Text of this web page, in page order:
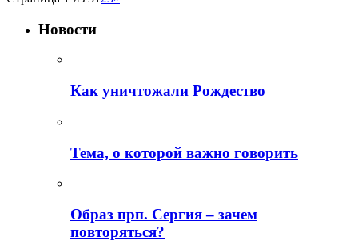
Новости
Как уничтожали Рождество
Тема, о которой важно говорить
Образ прп. Сергия – зачем
повторяться?